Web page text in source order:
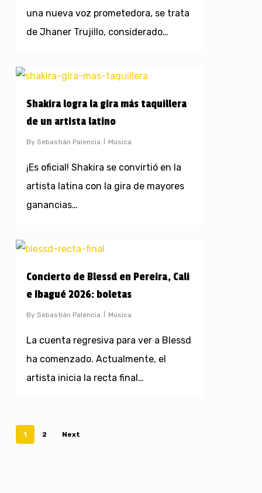
una nueva voz prometedora, se trata
de Jhaner Trujillo, considerado…
Shakira logra la gira más taquillera
de un artista latino
By Sebastián Palencia Música
¡Es oficial! Shakira se convirtió en la
artista latina con la gira de mayores
ganancias…
Concierto de Blessd en Pereira, Cali
e Ibagué 2026: boletas
By Sebastián Palencia Música
La cuenta regresiva para ver a Blessd
ha comenzado. Actualmente, el
artista inicia la recta final…
1 2 Next